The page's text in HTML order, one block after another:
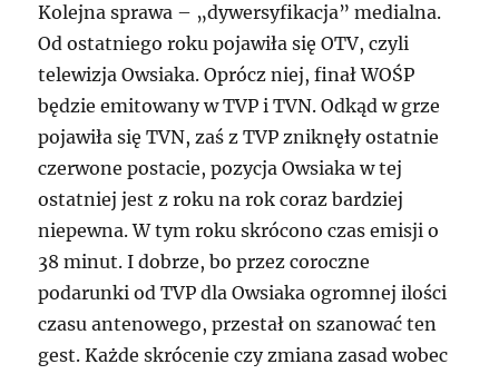
Kolejna sprawa – „dywersyfikacja” medialna.
Od ostatniego roku pojawiła się OTV, czyli
telewizja Owsiaka. Oprócz niej, finał WOŚP
będzie emitowany w TVP i TVN. Odkąd w grze
pojawiła się TVN, zaś z TVP zniknęły ostatnie
czerwone postacie, pozycja Owsiaka w tej
ostatniej jest z roku na rok coraz bardziej
niepewna. W tym roku skrócono czas emisji o
38 minut. I dobrze, bo przez coroczne
podarunki od TVP dla Owsiaka ogromnej ilości
czasu antenowego, przestał on szanować ten
gest. Każde skrócenie czy zmiana zasad wobec